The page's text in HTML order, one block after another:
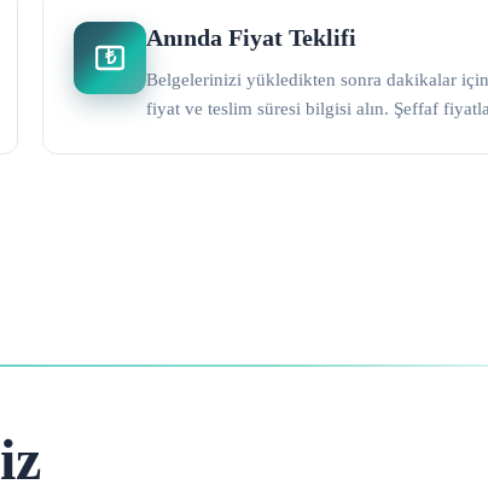
₺
Anında Fiyat Teklifi
Belgelerinizi yükledikten sonra dakikalar
fiyat ve teslim süresi bilgisi alın. Şeffaf